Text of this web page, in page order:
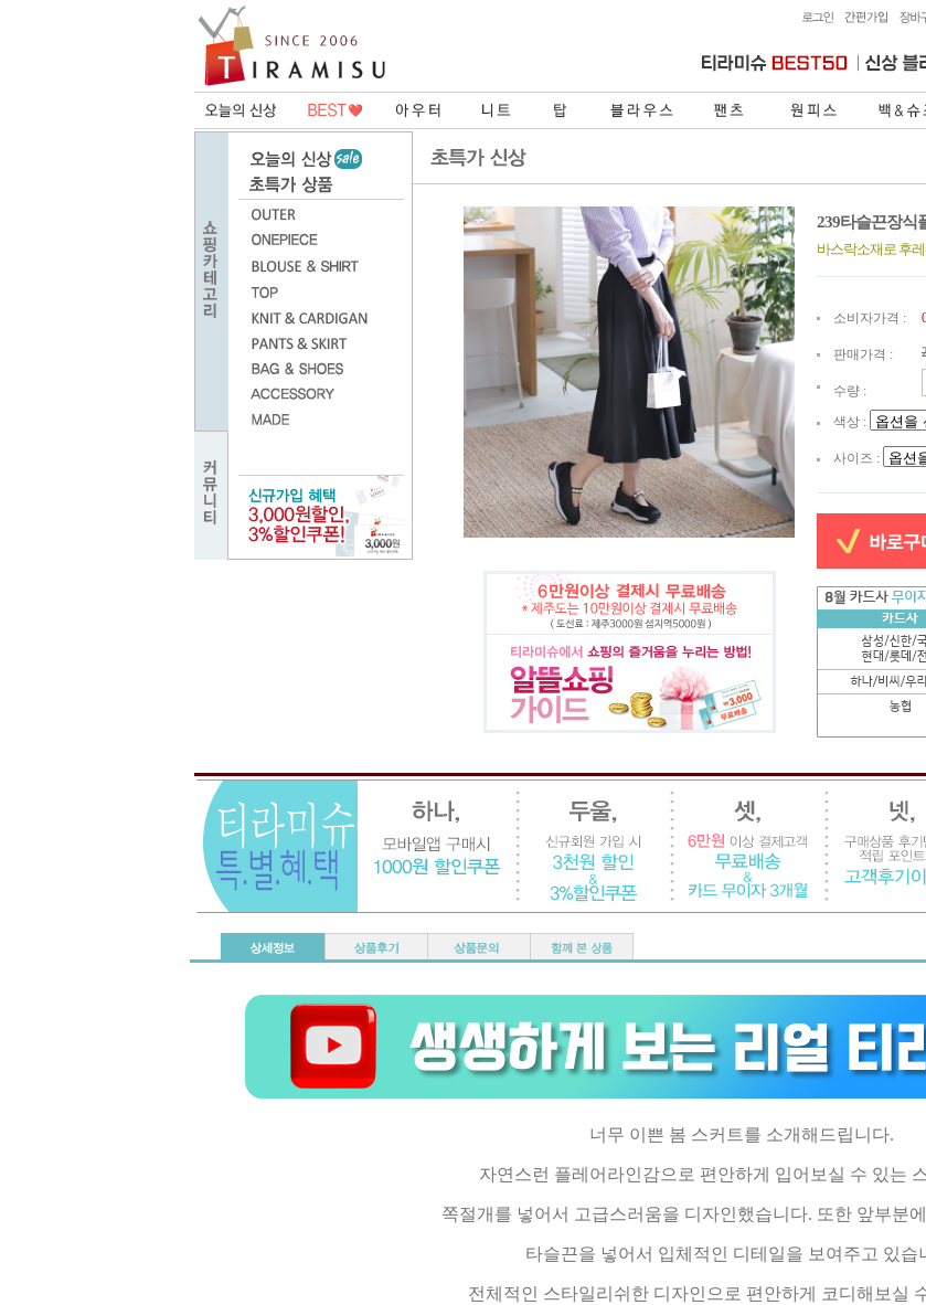
239타슬끈장식
바스락소재로 후
소비자가격 :
판매가격 :
수량 :
색상 :
사이즈 :
너무 이쁜 봄 스커트를 소개해드립니다.
자연스런 플레어라인감으로 편안하게 입어보실 수 있는
쪽절개를 넣어서 고급스러움을 디자인했습니다. 또한 앞부분
타슬끈을 넣어서 입체적인 디테일을 보여주고 있습
전체적인 스타일리쉬한 디자인으로 편안하게 코디해보실